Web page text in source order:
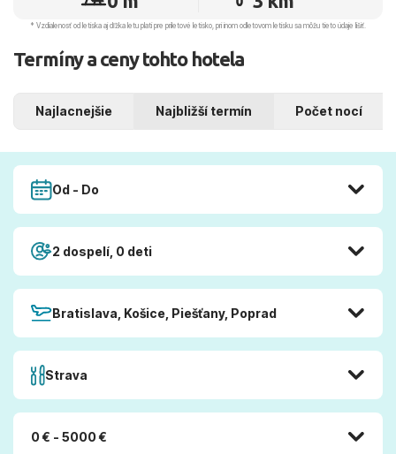
* Vzdialenosť od letiska aj dľžka letu platí pre príletové letisko, pri inom odletovom letisku sa môžu tieto údaje líšiť.
Termíny a ceny tohto hotela
Najlacnejšie Najbližší termín Počet nocí
Od - Do
2 dospelí, 0 deti
Bratislava, Košice, Piešťany, Poprad
Strava
0 € - 5000 €